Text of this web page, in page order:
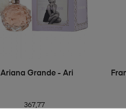
Ariana Grande - Ari
367,77